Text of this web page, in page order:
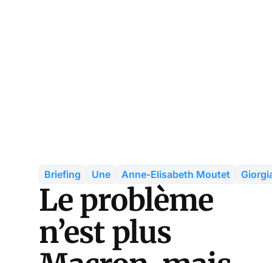
Briefing Une Anne-Elisabeth Moutet
Le problème
n’est plus